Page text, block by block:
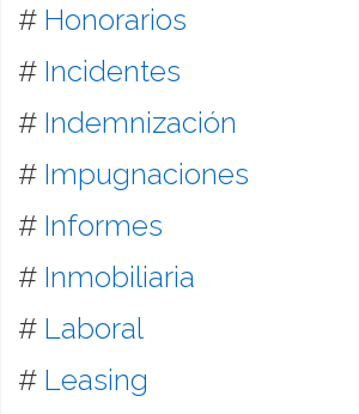
# Honorarios
# Incidentes
# Indemnización
# Impugnaciones
# Informes
# Inmobiliaria
# Laboral
# Leasing